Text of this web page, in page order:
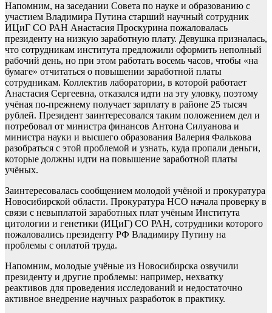
Напомним, на заседании Совета по науке и образованию с
участием Владимира Путина старший научный сотрудник
ИЦиГ СО РАН Анастасия Проскурина пожаловалась
президенту на низкую заработную плату. Девушка призналась,
что сотрудникам института предложили оформить неполный
рабочий день, но при этом работать восемь часов, чтобы «на
бумаге» отчитаться о повышении заработной платы
сотрудникам. Коллектив лаборатории, в которой работает
Анастасия Сергеевна, отказался идти на эту уловку, поэтому
учёная по-прежнему получает зарплату в районе 25 тысяч
рублей. Президент заинтересовался таким положением дел и
потребовал от министра финансов Антона Силуанова и
министра науки и высшего образования Валерия Фалькова
разобраться с этой проблемой и узнать, куда пропали деньги,
которые должны идти на повышение заработной платы
учёных.
Заинтересовалась сообщением молодой учёной и прокуратура
Новосибирской области. Прокуратура НСО начала проверку в
связи с невыплатой заработных плат учёным Института
цитологии и генетики (ИЦиГ) СО РАН, сотрудники которого
пожаловались президенту РФ Владимиру Путину на
проблемы с оплатой труда.
Напомним, молодые учёные из Новосибирска озвучили
президенту и другие проблемы: например, нехватку
реактивов для проведения исследований и недостаточно
активное внедрение научных разработок в практику.